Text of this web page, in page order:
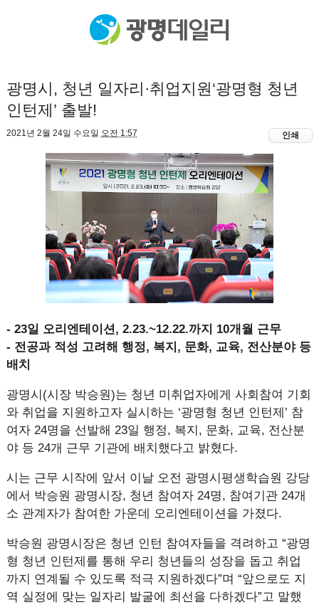
광명시, 청년 일자리·취업지원‘광명형 청년
인턴제’ 출발!
2021년 2월 24일 수요일 오전 1:57 인쇄
- 23일 오리엔테이션, 2.23.~12.22.까지 10개월 근무
- 전공과 적성 고려해 행정, 복지, 문화, 교육, 전산분야 등
배치
광명시(시장 박승원)는 청년 미취업자에게 사회참여 기회
와 취업을 지원하고자 실시하는 ‘광명형 청년 인턴제’ 참
여자 24명을 선발해 23일 행정, 복지, 문화, 교육, 전산분
야 등 24개 근무 기관에 배치했다고 밝혔다.
시는 근무 시작에 앞서 이날 오전 광명시평생학습원 강당
에서 박승원 광명시장, 청년 참여자 24명, 참여기관 24개
소 관계자가 참여한 가운데 오리엔테이션을 가졌다.
박승원 광명시장은 청년 인턴 참여자들을 격려하고 “광명
형 청년 인턴제를 통해 우리 청년들의 성장을 돕고 취업
까지 연계될 수 있도록 적극 지원하겠다”며 “앞으로도 지
역 실정에 맞는 일자리 발굴에 최선을 다하겠다”고 말했